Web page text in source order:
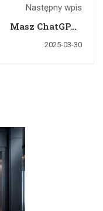
Następny wpis
Masz ChatGPT?
się korzystać
2025-03-30